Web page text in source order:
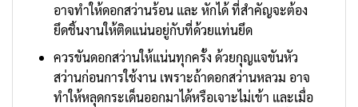
อาจทำให้ดอกสว่านร้อน และ หักได้ ที่สำคัญจะต้อง
ยึดชิ้นงานให้ติดแน่นอยู่กับที่ด้วยแท่นยึด
ควรขันดอกสว่านให้แน่นทุกครั้ง ด้วยกุญแจขันหัว
สว่านก่อนการใช้งาน เพราะถ้าดอกสว่านหลวม อาจ
ทำให้หลุดกระเด็นออกมาได้หรือเจาะไม่เข้า และเมื่อ